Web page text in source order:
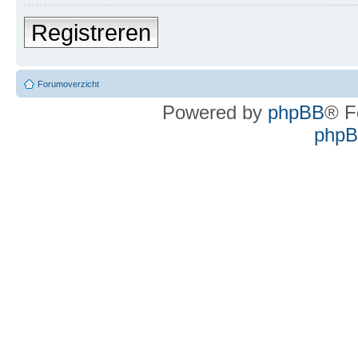
Registreren
Forumoverzicht
Powered by phpBB®